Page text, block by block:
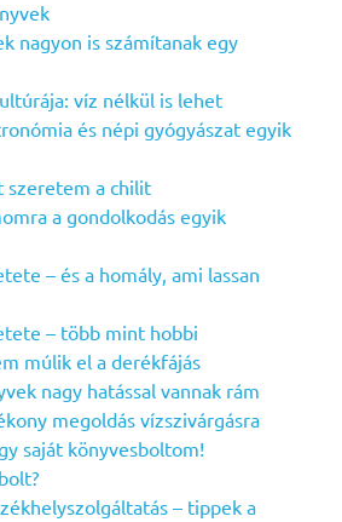
nagyon is számítanak egy
víz nélkül is lehet
és népi gyógyászat egyik
szeretem a chilit
a gondolkodás egyik
– és a homály, ami lassan
– több mint hobbi
múlik el a derékfájás
nagy hatással vannak rám
megoldás vízszivárgásra
saját könyvesboltom!
– tippek a